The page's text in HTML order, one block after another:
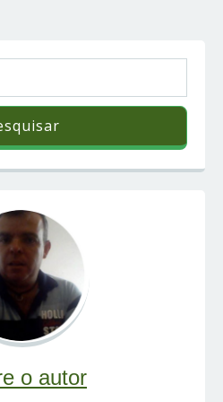
o autor